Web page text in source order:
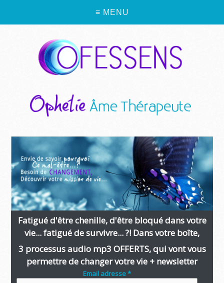
≡ MENU
Fatigué d'être chenille, d'être bloqué dans votre
vie... fatigué de survivre... ?! Dans votre boîte,
3 processus audio mp3 OFFERTS, qui vont vous
permettre de changer votre vie + newsletter
Email adresse *